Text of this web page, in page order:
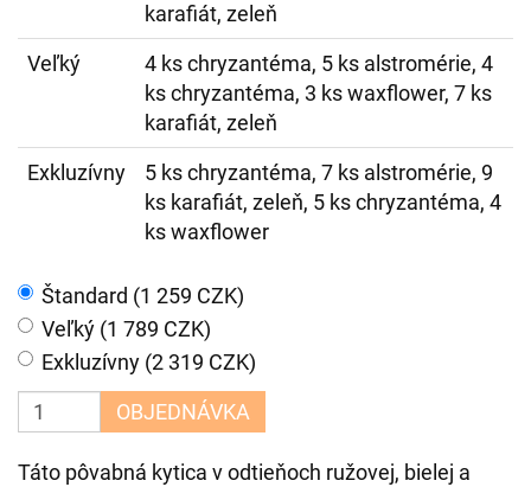
karafiát, zeleň
Veľký
4 ks chryzantéma, 5 ks alstromérie, 4
ks chryzantéma, 3 ks waxflower, 7 ks
karafiát, zeleň
Exkluzívny
5 ks chryzantéma, 7 ks alstromérie, 9
ks karafiát, zeleň, 5 ks chryzantéma, 4
ks waxflower
Štandard (1 259 CZK)
Veľký (1 789 CZK)
Exkluzívny (2 319 CZK)
OBJEDNÁVKA
Táto pôvabná kytica v odtieňoch ružovej, bielej a